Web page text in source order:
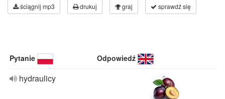
ściągnij mp3 drukuj graj sprawdź się
Pytanie Odpowiedź
hydraulicy